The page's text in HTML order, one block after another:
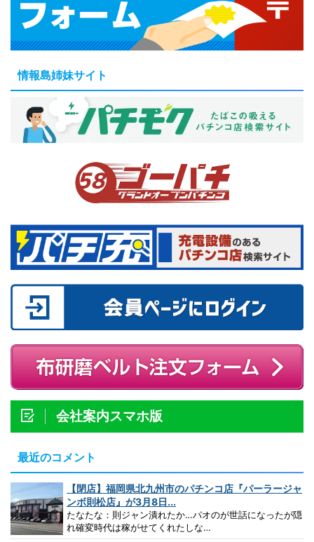
情報島姉妹サイト
会社案内スマホ版
最近のコメント
【閉店】福岡県北九州市のパチンコ店『パーラージャ
ンボ則松店』が3月8日...
たなたな：則ジャン潰れたか…パオのが世話になったが隠
れ確変時代は稼がせてくれたしな…